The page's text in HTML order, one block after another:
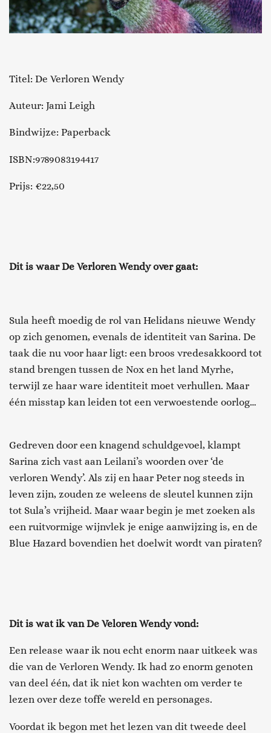
Titel: De Verloren Wendy
Auteur: Jami Leigh
Bindwijze: Paperback
ISBN:9789083194417
Prijs: €22,50
Dit is waar De Verloren Wendy over gaat:
Sula heeft moedig de rol van Helidans nieuwe Wendy
op zich genomen, evenals de identiteit van Sarina. De
taak die nu voor haar ligt: een broos vredesakkoord tot
stand brengen tussen de Nox en het land Myrhe,
terwijl ze haar ware identiteit moet verhullen. Maar
één misstap kan leiden tot een verwoestende oorlog…
Gedreven door een knagend schuldgevoel, klampt
Sarina zich vast aan Leilani’s woorden over ‘de
verloren Wendy’. Als zij en haar Peter nog steeds in
leven zijn, zouden ze weleens de sleutel kunnen zijn
tot Sula’s vrijheid. Maar waar begin je met zoeken als
een ruitvormige wijnvlek je enige aanwijzing is, en de
Blue Hazard bovendien het doelwit wordt van piraten?
Dit is wat ik van De Veloren Wendy vond:
Een release waar ik nou echt enorm naar uitkeek was
die van de Verloren Wendy. Ik had zo enorm genoten
van deel één, dat ik niet kon wachten om verder te
lezen over deze toffe wereld en personages.
Voordat ik begon met het lezen van dit tweede deel